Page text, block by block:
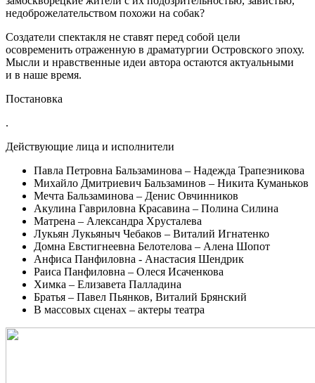
недоброжелательством похожи на собак?
Создатели спектакля не ставят перед собой цели
осовременить отраженную в драматургии Островского эпоху.
Мысли и нравственные идеи автора остаются актуальными
и в наше время.
Постановка
.
Действующие лица и исполнители
Павла Петровна Бальзаминова – Надежда Трапезникова
Михайло Дмитриевич Бальзаминов – Никита Куманьков
Мечта Бальзаминова – Денис Овчинников
Акулина Гавриловна Красавина – Полина Силина
Матрена – Александра Хрусталева
Лукьян Лукьяныч Чебаков – Виталий Игнатенко
Домна Евстигнеевна Белотелова – Алена Шопот
Анфиса Панфиловна - Анастасия Шендрик
Раиса Панфиловна – Олеся Исаченкова
Химка – Елизавета Палладина
Братья – Павел Пьянков, Виталий Брянский
В массовых сценах – актеры театра